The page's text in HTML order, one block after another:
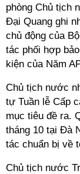
phòng Chủ tịch
Đại Quang ghi
chủ động của
tác phối hợp
kiện của Năm
Chủ tịch nước
tự Tuần lễ Cấp
mục tiêu đề ra.
tháng 10 tại Đà
tác chuẩn bị về
Chủ tịch nước